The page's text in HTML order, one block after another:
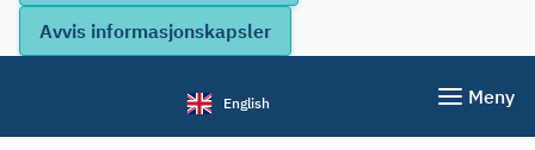
English Meny